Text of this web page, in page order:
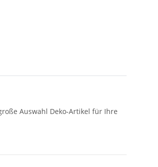
Auswahl Deko-Artikel für Ihre